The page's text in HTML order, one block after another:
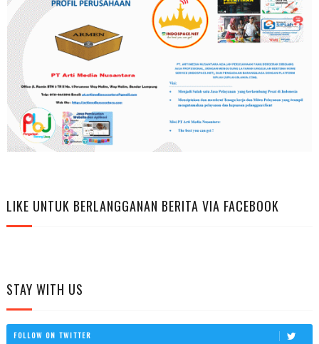
LIKE UNTUK BERLANGGANAN BERITA VIA FACEBOOK
STAY WITH US
FOLLOW ON TWITTER